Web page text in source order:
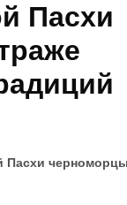
Пасхи
Пасхи